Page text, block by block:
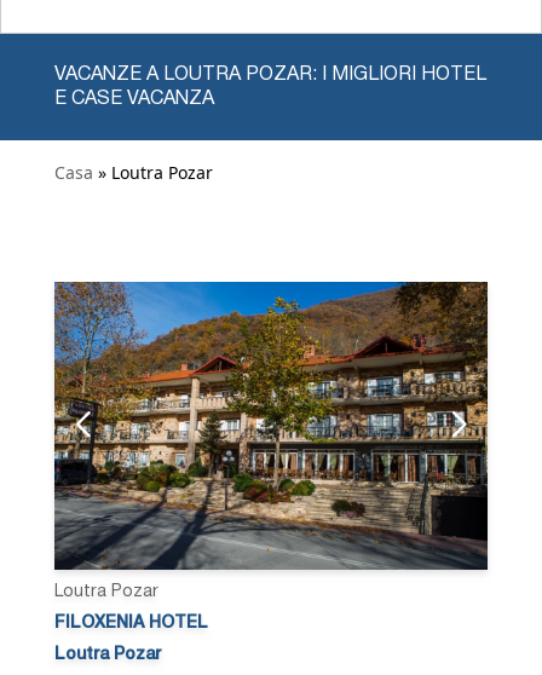
VACANZE A LOUTRA POZAR: I MIGLIORI HOTEL
E CASE VACANZA
Casa » Loutra Pozar
Loutra Pozar
FILOXENIA HOTEL
Loutra Pozar